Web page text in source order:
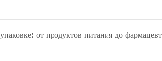
от продуктов питания до